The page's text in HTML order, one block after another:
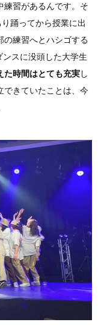
練習があるんです。そ
踊ってから授業に出
の練習へとハシゴする
スに没頭した大学生
た時間はとても充実し
できていたことは、今